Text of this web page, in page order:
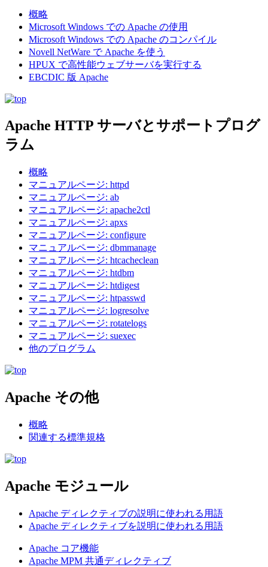
概略
Microsoft Windows での Apache の使用
Microsoft Windows での Apache のコンパイル
Novell NetWare で Apache を使う
HPUX で高性能ウェブサーバを実行する
EBCDIC 版 Apache
Apache HTTP サーバとサポートプログ
ラム
概略
マニュアルページ: httpd
マニュアルページ: ab
マニュアルページ: apache2ctl
マニュアルページ: apxs
マニュアルページ: configure
マニュアルページ: dbmmanage
マニュアルページ: htcacheclean
マニュアルページ: htdbm
マニュアルページ: htdigest
マニュアルページ: htpasswd
マニュアルページ: logresolve
マニュアルページ: rotatelogs
マニュアルページ: suexec
他のプログラム
Apache その他
概略
関連する標準規格
Apache モジュール
Apache ディレクティブの説明に使われる用語
Apache ディレクティブを説明に使われる用語
Apache コア機能
Apache MPM 共通ディレクティブ